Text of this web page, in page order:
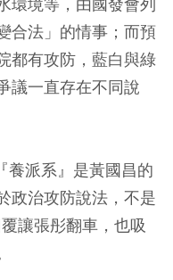
合法」的情事；而預
都有攻防，藍白與綠
議一直存在不同說
養派系』是黃國昌的
政治攻防說法，不是
讓張彤翻車，也吸